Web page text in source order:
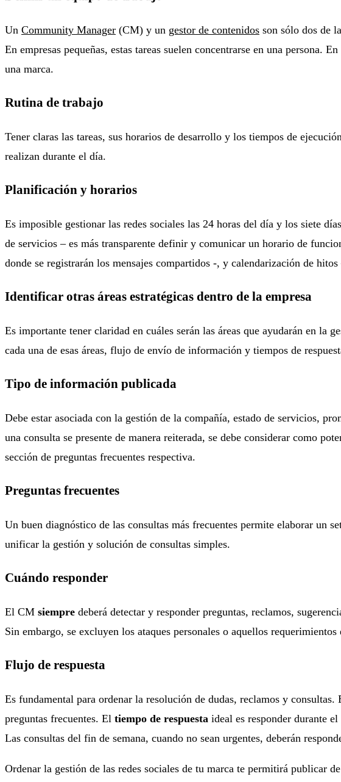
Un Community Manager (CM) y un gestor de contenidos son sólo dos de
En empresas pequeñas, estas tareas suelen concentrarse en una persona.
una marca.
Rutina de trabajo
Tener claras las tareas, sus horarios de desarrollo y los tiempos de
realizan durante el día.
Planificación y horarios
Es imposible gestionar las redes sociales las 24 horas del día y los siete
de servicios – es más transparente definir y comunicar un horario de
donde se registrarán los mensajes compartidos -, y calendarización de
Identificar otras áreas estratégicas dentro de la empresa
Es importante tener claridad en cuáles serán las áreas que ayudarán en la
cada una de esas áreas, flujo de envío de información y tiempos de
Tipo de información publicada
Debe estar asociada con la gestión de la compañía, estado de servicios,
una consulta se presente de manera reiterada, se debe considerar como
sección de preguntas frecuentes respectiva.
Preguntas frecuentes
Un buen diagnóstico de las consultas más frecuentes permite elaborar un
unificar la gestión y solución de consultas simples.
Cuándo responder
El CM siempre deberá detectar y responder preguntas, reclamos,
Sin embargo, se excluyen los ataques personales o aquellos
Flujo de respuesta
Es fundamental para ordenar la resolución de dudas, reclamos y
preguntas frecuentes. El tiempo de respuesta ideal es responder durante
Las consultas del fin de semana, cuando no sean urgentes, deberán
Ordenar la gestión de las redes sociales de tu marca te permitirá publicar